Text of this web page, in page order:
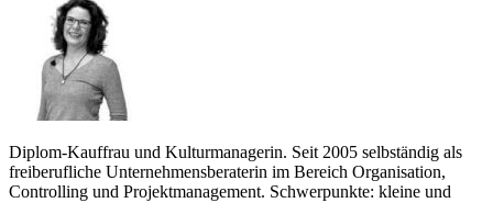
Diplom-Kauffrau und Kulturmanagerin. Seit 2005 selbständig als
freiberufliche Unternehmensberaterin im Bereich Organisation,
Controlling und Projektmanagement. Schwerpunkte: kleine und